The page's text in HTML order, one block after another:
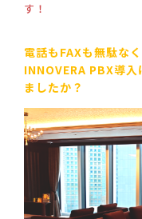
す！
電話もFAXも無駄なく
INNOVERA PBX導
ましたか？